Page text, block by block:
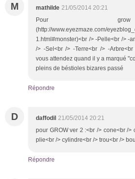
M mathilde 21/05/2014 20:21
Pour
(http://www.eyezmaze.com/
1.html#monster)<br /> -Pelle<br /> -
/> -Sel<br /> -Terre<br /> -
vous attendez quand il y a marqué
pleins de béstioles bizares passé
Répondre
D daffodil 21/05/2014 20:21
pour GROW ver 2 :<br /> cone<br />
plie<br /> cylindre<br /> trou<br />
Répondre